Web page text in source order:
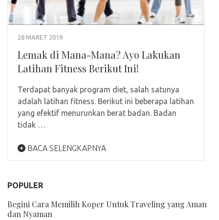
28 MARET 2019
Lemak di Mana-Mana? Ayo Lakukan
Latihan Fitness Berikut Ini!
Terdapat banyak program diet, salah satunya
adalah latihan fitness. Berikut ini beberapa latihan
yang efektif menurunkan berat badan. Badan
tidak …
BACA SELENGKAPNYA
POPULER
Begini Cara Memilih Koper Untuk Traveling yang Aman
dan Nyaman